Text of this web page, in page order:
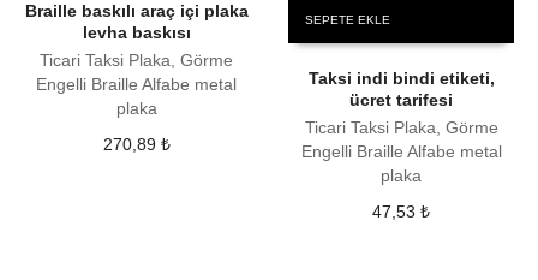
Braille baskılı araç içi plaka
levha baskısı
Ticari Taksi Plaka, Görme
Engelli Braille Alfabe metal
plaka
270,89 ₺
SEPETE EKLE
Taksi indi bindi etiketi,
ücret tarifesi
Ticari Taksi Plaka, Görme
Engelli Braille Alfabe metal
plaka
47,53₺